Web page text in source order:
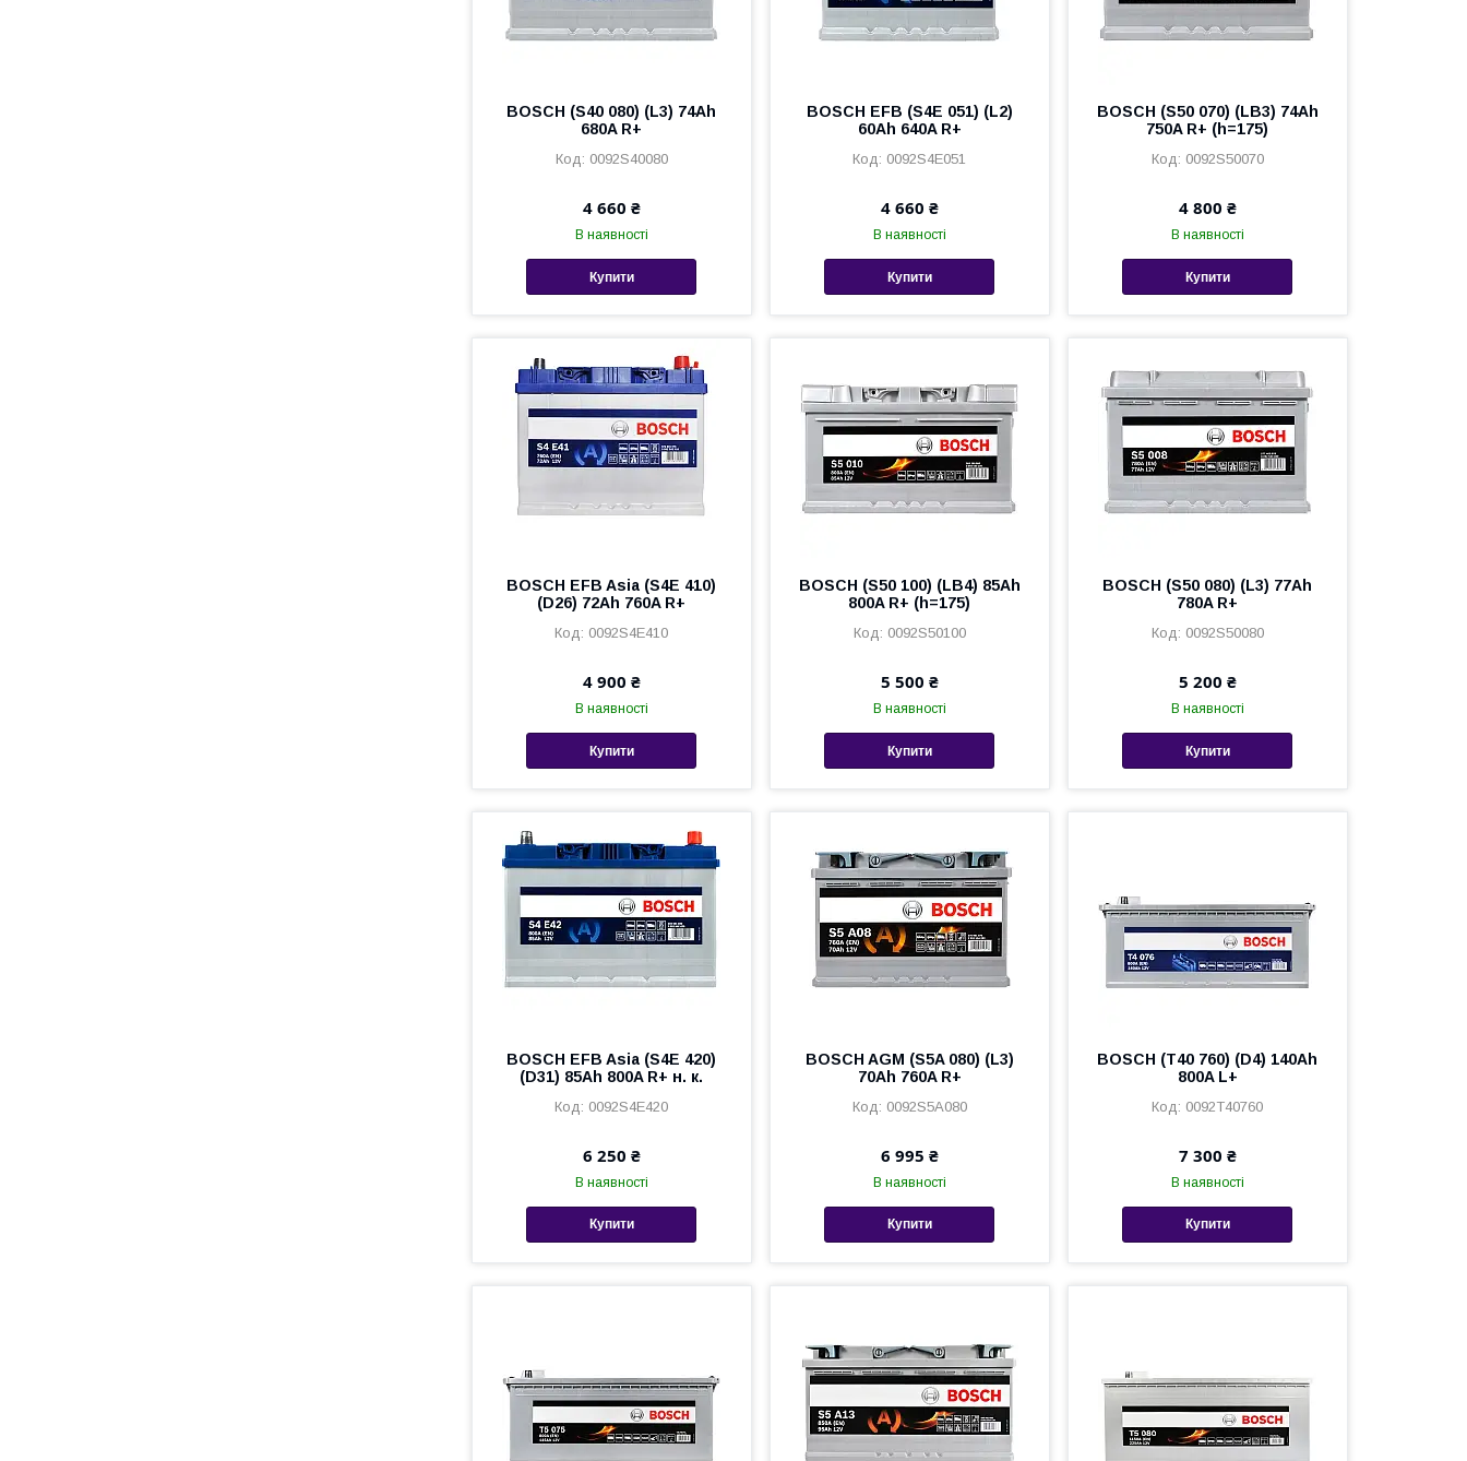
BOSCH (S40 080) (L3) 74Ah
680A R+
0092S40080
4 660 ₴
В наявності
Купити
BOSCH EFB (S4E 051) (L2)
60Ah 640A R+
0092S4E051
4 660 ₴
В наявності
Купити
BOSCH (S50 070) (LB3) 74Ah
750A R+ (h=175)
0092S50070
4 800 ₴
В наявності
Купити
BOSCH EFB Asia (S4E 410)
(D26) 72Ah 760A R+
0092S4E410
4 900 ₴
В наявності
Купити
BOSCH (S50 100) (LB4) 85Ah
800A R+ (h=175)
0092S50100
5 500 ₴
В наявності
Купити
BOSCH (S50 080) (L3) 77Ah
780A R+
0092S50080
5 200 ₴
В наявності
Купити
BOSCH EFB Asia (S4E 420)
(D31) 85Ah 800A R+ н. к.
0092S4E420
6 250 ₴
В наявності
Купити
BOSCH AGM (S5A 080) (L3)
70Ah 760A R+
0092S5A080
6 995 ₴
В наявності
Купити
BOSCH (T40 760) (D4) 140Ah
800A L+
0092T40760
7 300 ₴
В наявності
Купити